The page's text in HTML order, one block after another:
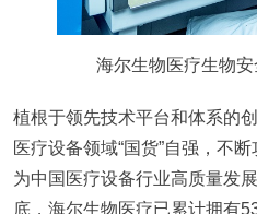
海尔生物医疗生物
植根于领先技术平台和体系的
医疗设备领域“国货”自强，不
为中国医疗设备行业高质量发
底，海尔生物医疗已累计拥有